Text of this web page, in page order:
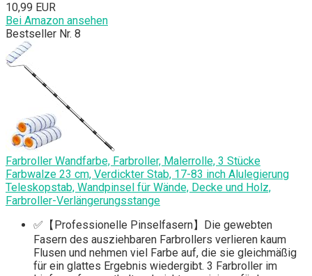
10,99 EUR
Bei Amazon ansehen
Bestseller Nr. 8
Farbroller Wandfarbe, Farbroller, Malerrolle, 3 Stücke
Farbwalze 23 cm, Verdickter Stab, 17-83 inch Alulegierung
Teleskopstab, Wandpinsel für Wände, Decke und Holz,
Farbroller-Verlängerungsstange
✅【Professionelle Pinselfasern】Die gewebten
Fasern des ausziehbaren Farbrollers verlieren kaum
Flusen und nehmen viel Farbe auf, die sie gleichmäßig
für ein glattes Ergebnis wiedergibt. 3 Farbroller im